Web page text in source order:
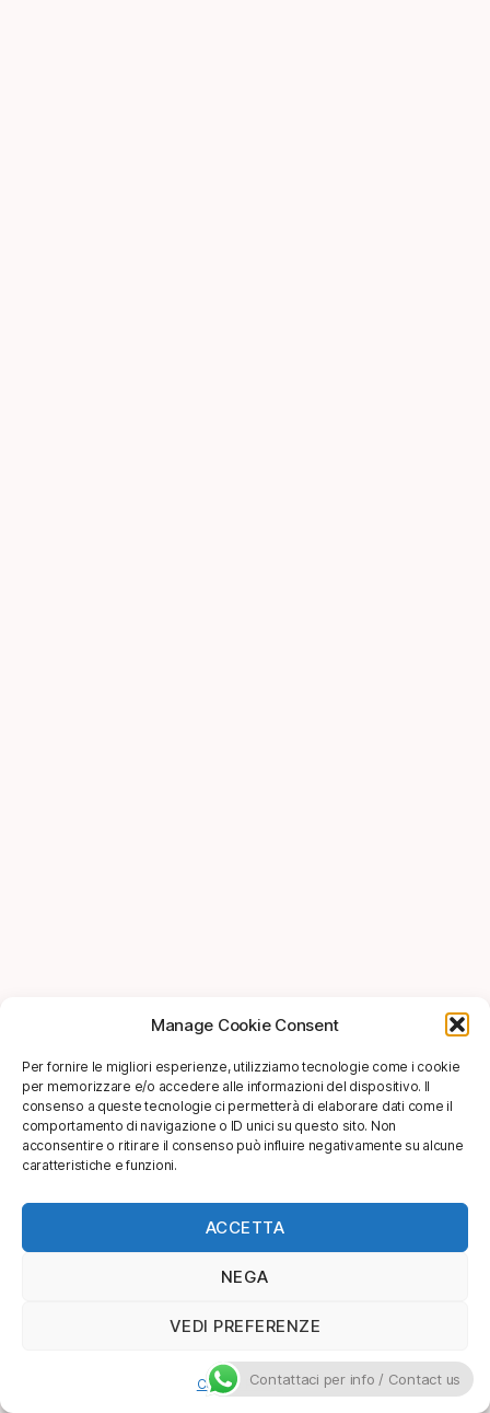
Manage Cookie Consent
Per fornire le migliori esperienze, utilizziamo tecnologie come i cookie
per memorizzare e/o accedere alle informazioni del dispositivo. Il
consenso a queste tecnologie ci permetterà di elaborare dati come il
comportamento di navigazione o ID unici su questo sito. Non
acconsentire o ritirare il consenso può influire negativamente su alcune
caratteristiche e funzioni.
ACCETTA
NEGA
VEDI PREFERENZE
Cookie PolicyContattaci per info / Contact us